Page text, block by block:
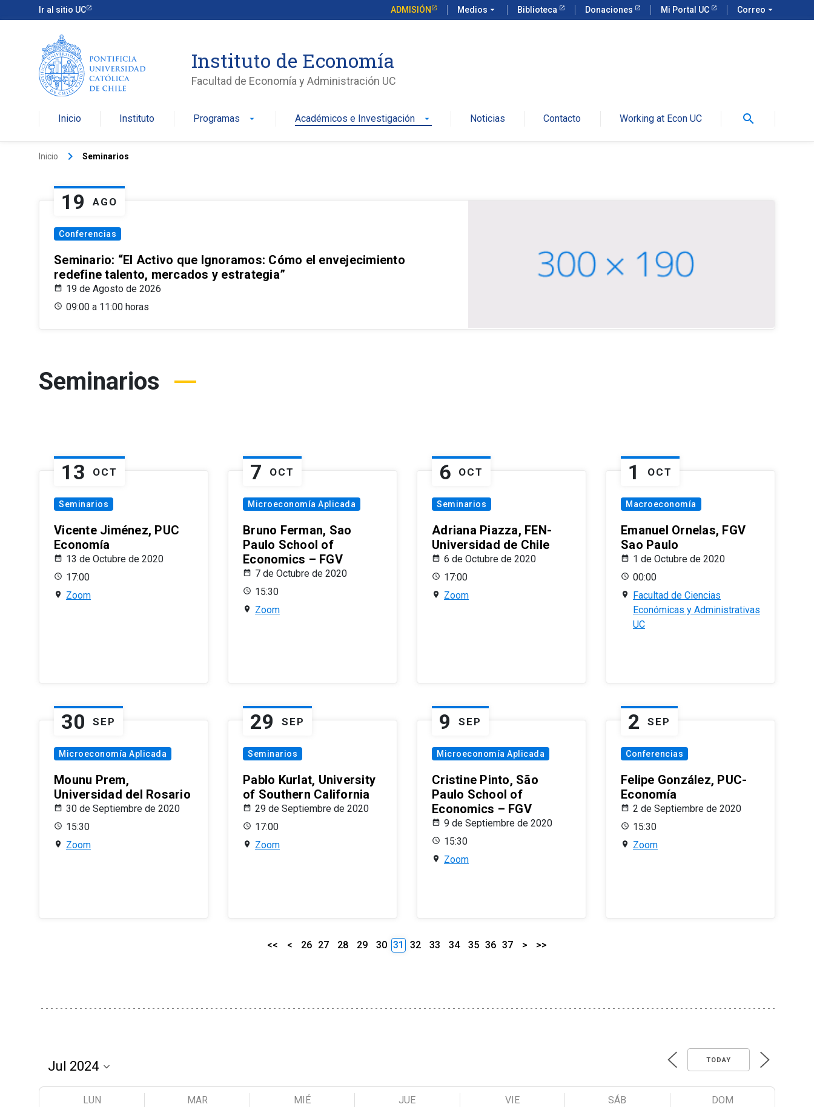
Ir al sitio UC ADMISIÓN Medios arrow_drop_down Biblioteca Donaciones Mi Portal UC Correo arrow_drop_down
Instituto de Economía
Facultad de Economía y Administración UC
Inicio Instituto Programas arrow_drop_down Académicos e Investigación arrow_drop_down Noticias Contacto Working at Econ UC search
Inicio keyboard_arrow_right Seminarios
19 AGO
Conferencias
Seminario: “El Activo que Ignoramos: Cómo el envejecimiento
redefine talento, mercados y estrategia”
19 de Agosto de 2026
09:00 a 11:00 horas
Seminarios
13 OCT
Seminarios
Vicente Jiménez, PUC
Economía
13 de Octubre de 2020
17:00
Zoom
7 OCT
Microeconomía Aplicada
Bruno Ferman, Sao
Paulo School of
Economics – FGV
7 de Octubre de 2020
15:30
Zoom
6 OCT
Seminarios
Adriana Piazza, FEN-
Universidad de Chile
6 de Octubre de 2020
17:00
Zoom
1 OCT
Macroeconomía
Emanuel Ornelas, FGV
Sao Paulo
1 de Octubre de 2020
00:00
Facultad de Ciencias
Económicas y Administrativas
UC
30 SEP
Microeconomía Aplicada
Mounu Prem,
Universidad del Rosario
30 de Septiembre de 2020
15:30
Zoom
29 SEP
Seminarios
Pablo Kurlat, University
of Southern California
29 de Septiembre de 2020
17:00
Zoom
9 SEP
Microeconomía Aplicada
Cristine Pinto, São
Paulo School of
Economics – FGV
9 de Septiembre de 2020
15:30
Zoom
2 SEP
Conferencias
Felipe González, PUC-
Economía
2 de Septiembre de 2020
15:30
Zoom
<< < 26 27 28 29 30 31 32 33 34 35 36 37 > >>
TODAY
LUN MAR MIÉ JUE VIE SÁB DOM